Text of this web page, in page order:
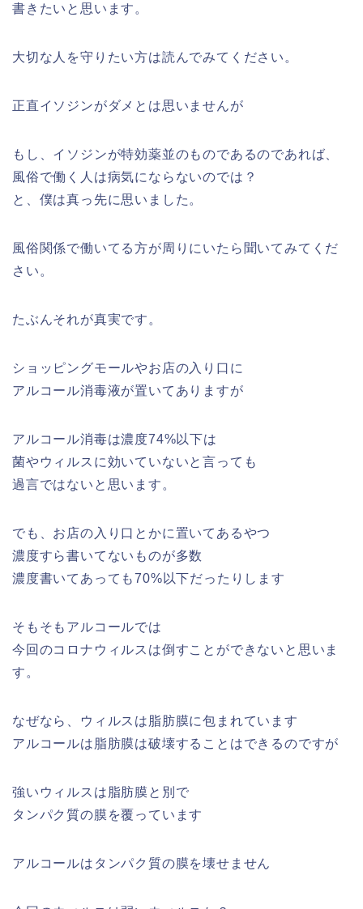
書きたいと思います。
大切な人を守りたい方は読んでみてください。
正直イソジンがダメとは思いませんが
もし、イソジンが特効薬並のものであるのであれば、
風俗で働く人は病気にならないのでは？
と、僕は真っ先に思いました。
風俗関係で働いてる方が周りにいたら聞いてみてくだ
さい。
たぶんそれが真実です。
ショッピングモールやお店の入り口に
アルコール消毒液が置いてありますが
アルコール消毒は濃度74%以下は
菌やウィルスに効いていないと言っても
過言ではないと思います。
でも、お店の入り口とかに置いてあるやつ
濃度すら書いてないものが多数
濃度書いてあっても70%以下だったりします
そもそもアルコールでは
今回のコロナウィルスは倒すことができないと思いま
す。
なぜなら、ウィルスは脂肪膜に包まれています
アルコールは脂肪膜は破壊することはできるのですが
強いウィルスは脂肪膜と別で
タンパク質の膜を覆っています
アルコールはタンパク質の膜を壊せません